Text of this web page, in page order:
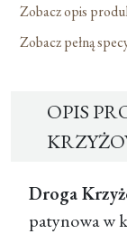
Zobacz opis
Zobacz pełną
OPIS
Droga
patynowa w